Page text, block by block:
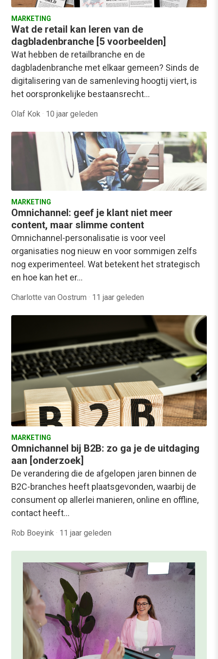
MARKETING
Wat de retail kan leren van de
dagbladenbranche [5 voorbeelden]
Wat hebben de retailbranche en de
dagbladenbranche met elkaar gemeen? Sinds de
digitalisering van de samenleving hoogtij viert, is
het oorspronkelijke bestaansrecht…
Olaf Kok · 10 jaar geleden
MARKETING
Omnichannel: geef je klant niet meer
content, maar slimme content
Omnichannel-personalisatie is voor veel
organisaties nog nieuw en voor sommigen zelfs
nog experimenteel. Wat betekent het strategisch
en hoe kan het er…
Charlotte van Oostrum · 11 jaar geleden
MARKETING
Omnichannel bij B2B: zo ga je de uitdaging
aan [onderzoek]
De verandering die de afgelopen jaren binnen de
B2C-branches heeft plaatsgevonden, waarbij de
consument op allerlei manieren, online en offline,
contact heeft…
Rob Boeyink · 11 jaar geleden